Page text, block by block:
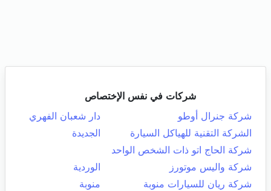
شركات في نفس الإختصاص
شركة جنرال أوطو
دار شعبان الفهري
الشركة التقنية للهياكل السيارة
الجديدة
شركة الحاج اتو ذات الشخص الواحد
شركة واليس موتورز
الوردية
شركة ريان للسيارات منوبة
منوبة